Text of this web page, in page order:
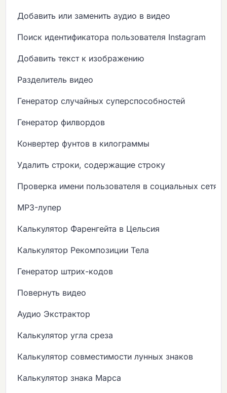
Добавить или заменить аудио в видео
Поиск идентификатора пользователя Instagram
Добавить текст к изображению
Разделитель видео
Генератор случайных суперспособностей
Генератор филвордов
Конвертер фунтов в килограммы
Удалить строки, содержащие строку
Проверка имени пользователя в социальных сетях
MP3-лупер
Калькулятор Фаренгейта в Цельсия
Калькулятор Рекомпозиции Тела
Генератор штрих-кодов
Повернуть видео
Аудио Экстрактор
Калькулятор угла среза
Калькулятор совместимости лунных знаков
Калькулятор знака Марса